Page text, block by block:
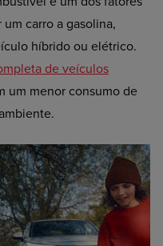
carro a gasolina,
híbrido ou elétrico.
de veículos
um menor consumo de